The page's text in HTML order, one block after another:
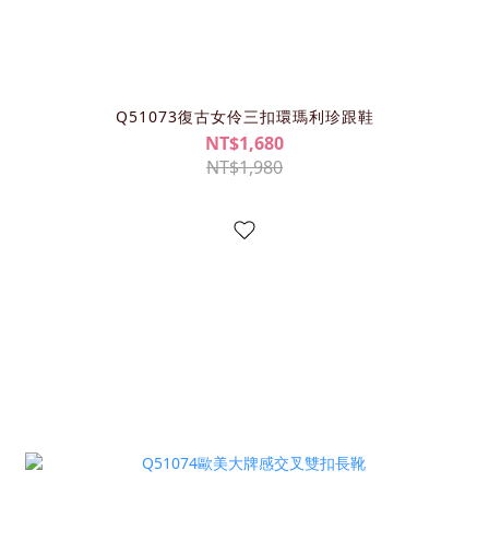
Q51073復古女伶三扣環瑪利珍跟鞋
NT$1,680
NT$1,980